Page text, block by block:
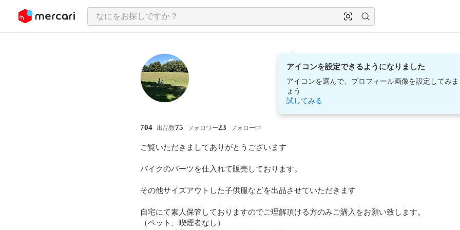
ツにスキップ
アイコンを設定できるようになりました
アイコンを選んで、プロフィール画像を設定してみ
ょう
試してみる
704 出品数75 フォロワー23 フォロー中
ご覧いただきましてありがとうございます
バイクのパーツを仕入れて販売しております。
その他サイズアウトした子供服などを出品させていただきます
自宅にて素人保管しておりますのでご理解頂ける方のみご購入をお願い致します。
（ペット、喫煙者なし）